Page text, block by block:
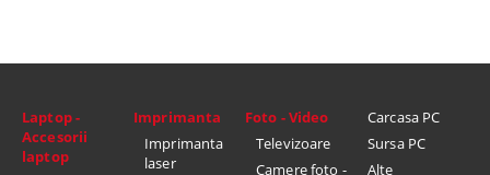
Laptop -
Accesorii
laptop
Imprimanta
Imprimanta
laser
Foto - Video
Televizoare
Camere foto -
Carcasa PC
Sursa PC
Alte